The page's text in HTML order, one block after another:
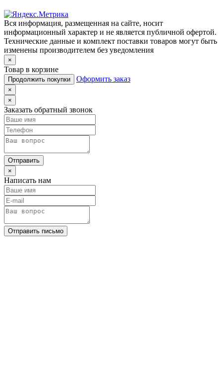
Вся информация, размещенная на сайте, носит
информационный характер и не является публичной офертой.
Технические данные и комплект поставки товаров могут быть
изменены производителем без уведомления
×
Товар в корзине
Продолжить покупки Оформить заказ
×
×
Заказать обратный звонок
Отправить
×
Написать нам
Отправить письмо